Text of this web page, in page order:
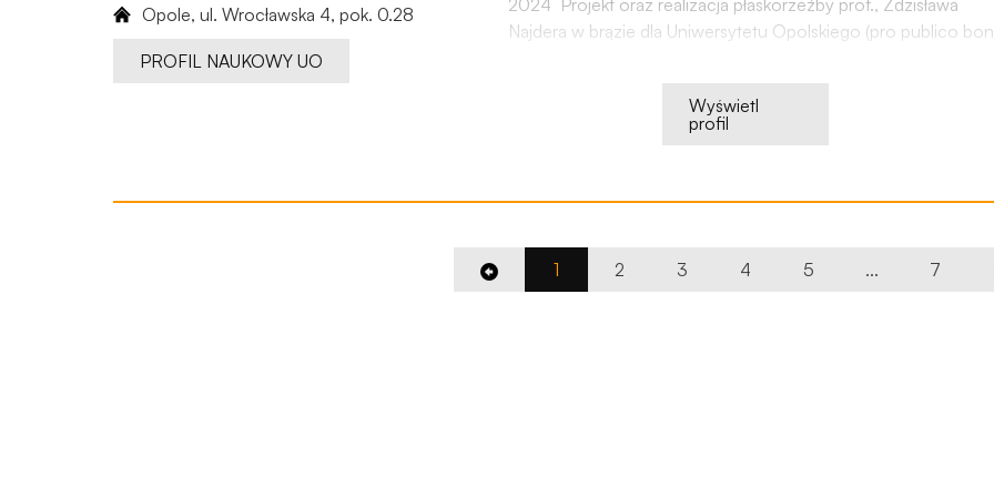
Opole, ul. Wrocławska 4, ​pok. 0.28
PROFIL NAUKOWY UO
2024 Projekt oraz realizacja płaskorzeźby prof., Zdzisława
Najdera w brązie dla Uniwersytetu Opolskiego (pro publico
Wyświetl
profil
1 2 3 4 5 ... 7